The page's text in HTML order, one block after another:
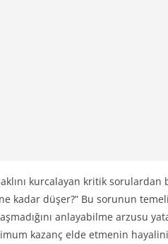
kurcalayan kritik sorulardan
kadar düşer?” Bu sorunun
anlayabilme arzusu
kazanç elde etmenin